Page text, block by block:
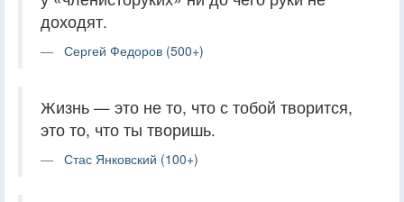
доходят.
Сергей Федоров (500+)
Жизнь — это не то, что с тобой творится,
это то, что ты творишь.
Стас Янковский (100+)